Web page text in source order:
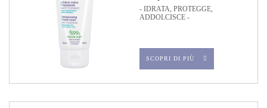
- IDRATA, PROTEGGE,
ADDOLCISCE -
SCOPRI DI PIÙ